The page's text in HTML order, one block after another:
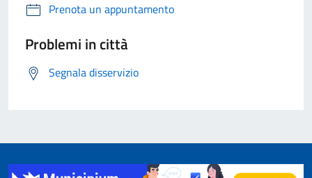
Prenota un appuntamento
Problemi in città
Segnala disservizio